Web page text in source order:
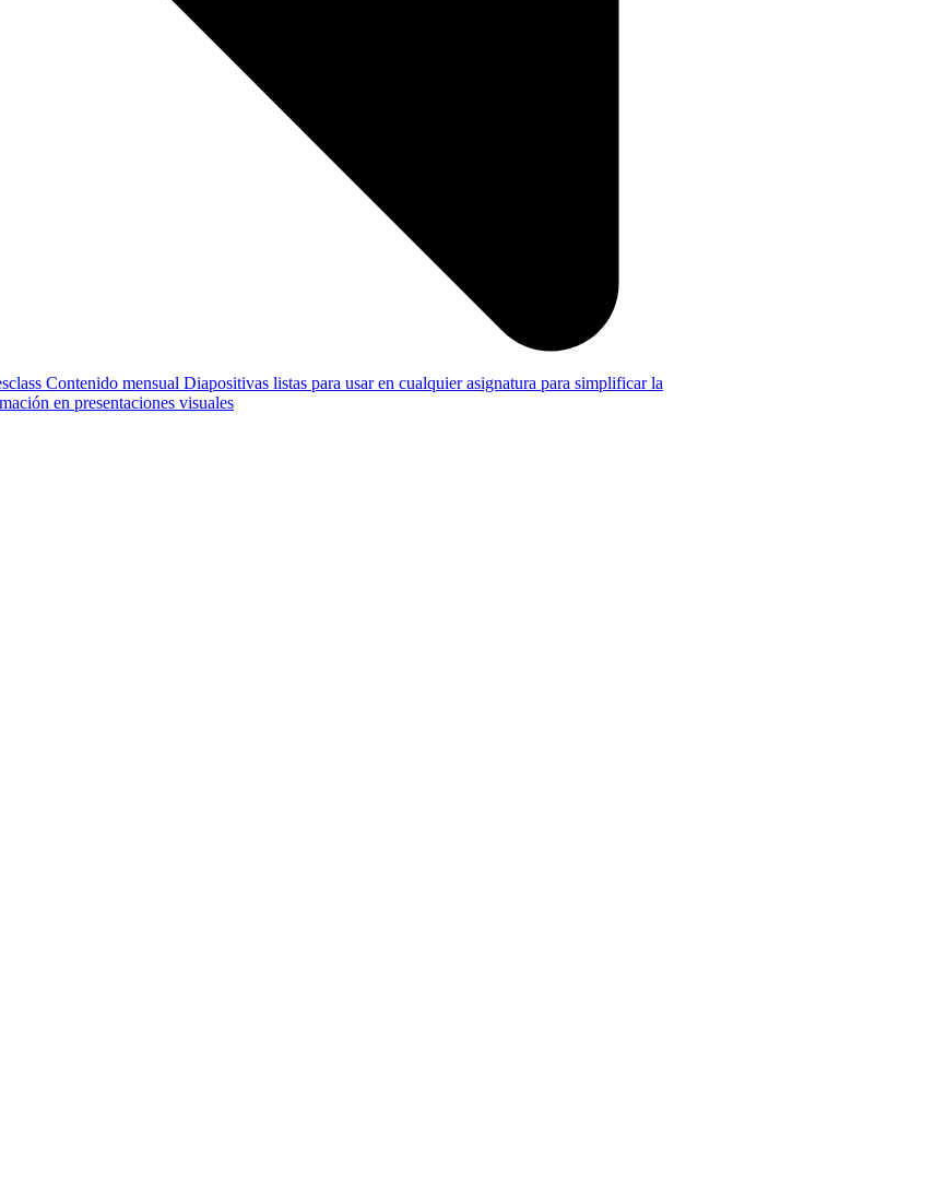
Contenido mensual Diapositivas listas para usar en cualquier asignatura para simplificar la
en presentaciones visuales